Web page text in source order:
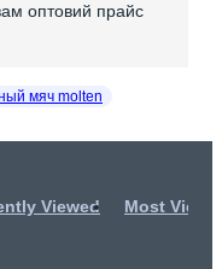
оптовий прайс
мяч molten
Viewed Most